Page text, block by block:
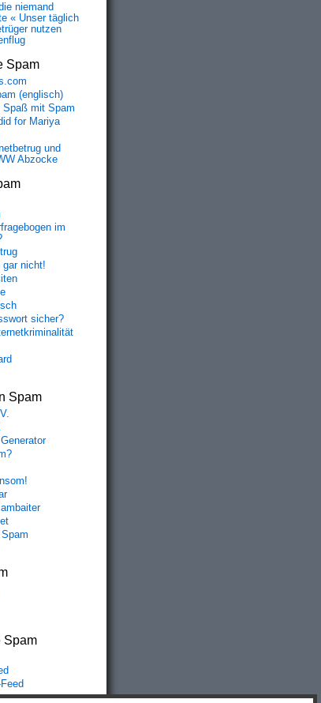
niemand
« Unser täglich
nutzen
Spam
(englisch)
Spaß mit Spam
for Mariya
und
Abzocke
im
gar nicht!
sicher?
Spam
Spam